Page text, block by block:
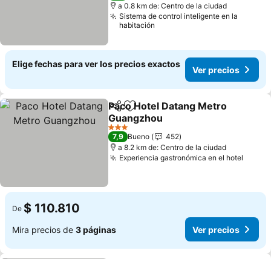
a 0.8 km de: Centro de la ciudad
Sistema de control inteligente en la
habitación
Elige fechas para ver los precios exactos
Ver precios
CompartirAgregar a favoritos
Paco Hotel Datang Metro
Guangzhou
Ver precios
3 Estrellas
7,9 Bueno
452
a 8.2 km de: Centro de la ciudad
Experiencia gastronómica en el hotel
De $ 110.810
Mira precios de 3 páginas Ver precios